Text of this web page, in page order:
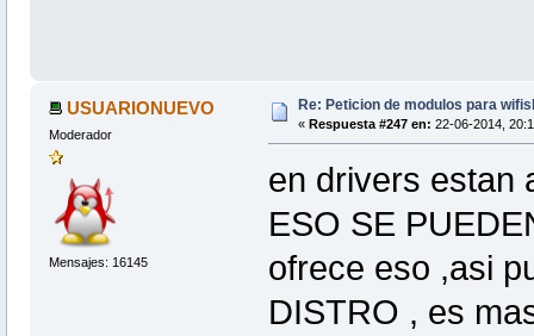
USUARIONUEVO
Moderador
Mensajes: 16145
Re: Peticion de modulos para
« Respuesta #247 en: 22-06-2014,
en drivers estan
ESO SE
ofrece eso ,asi
DISTRO , es